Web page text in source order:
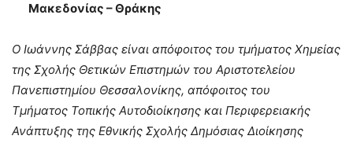
Μακεδονίας – Θράκης
Ο Ιωάννης Σάββας είναι απόφοιτος του τμήματος Χημείας
της Σχολής Θετικών Επιστημών του Αριστοτελείου
Πανεπιστημίου Θεσσαλονίκης, απόφοιτος του
Τμήματος Τοπικής Αυτοδιοίκησης και Περιφερειακής
Ανάπτυξης της Εθνικής Σχολής Δημόσιας Διοίκησης